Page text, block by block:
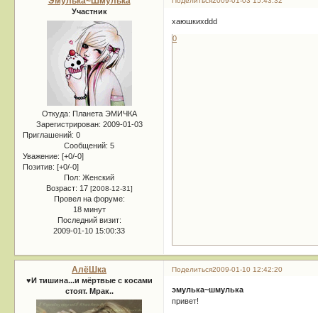
Участник
Откуда: Планета ЭМИЧКА
Зарегистрирован: 2009-01-03
Приглашений: 0
Сообщений: 5
Уважение: [+0/-0]
Позитив: [+0/-0]
Пол: Женский
Возраст: 17 [2008-12-31]
Провел на форуме:
18 минут
Последний визит:
2009-01-10 15:00:33
хаюшкихddd
0
Поделиться2009-01-10 12:42:20
АлёШка
♥И тишина...и мёртвые с косами
стоят. Мрак..
эмулька~шмулька
привет!